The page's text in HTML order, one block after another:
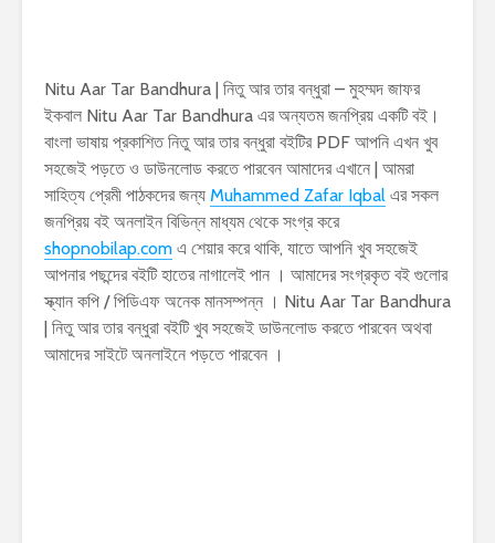
Nitu Aar Tar Bandhura | নিতু আর তার বন্ধুরা – মুহম্মদ জাফর
ইকবাল Nitu Aar Tar Bandhura এর অন্যতম জনপ্রিয় একটি বই।
বাংলা ভাষায় প্রকাশিত নিতু আর তার বন্ধুরা বইটির PDF আপনি এখন খুব
সহজেই পড়তে ও ডাউনলোড করতে পারবেন আমাদের এখানে | আমরা
সাহিত্য প্রেমী পাঠকদের জন্য Muhammed Zafar Iqbal এর সকল
জনপ্রিয় বই অনলাইন বিভিন্ন মাধ্যম থেকে সংগ্র করে
shopnobilap.com এ শেয়ার করে থাকি, যাতে আপনি খুব সহজেই
আপনার পছন্দের বইটি হাতের নাগালেই পান । আমাদের সংগ্রকৃত বই গুলোর
স্ক্যান কপি / পিডিএফ অনেক মানসম্পন্ন । Nitu Aar Tar Bandhura
| নিতু আর তার বন্ধুরা বইটি খুব সহজেই ডাউনলোড করতে পারবেন অথবা
আমাদের সাইটে অনলাইনে পড়তে পারবেন ।